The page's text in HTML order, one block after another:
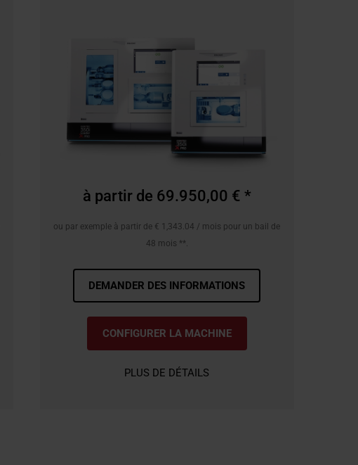
à partir de 69.950,00 € *
ou par exemple à partir de € 1,343.04 / mois pour un bail de
48 mois **.
DEMANDER DES INFORMATIONS
CONFIGURER LA MACHINE
PLUS DE DÉTAILS